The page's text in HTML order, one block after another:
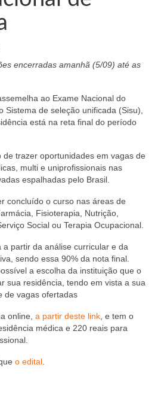
e Diretoria
e Prestação de Contas
2027-2029
Técnica
encerradas amanhã (5/09) até as
ao Exame Nacional do
Sistema de seleção unificada (Sisu),
está na reta final do período
de trazer oportunidades em vagas de
multi e uniprofissionais nas
espalhadas pelo Brasil.
concluído o curso nas áreas de
Fisioterapia, Nutrição,
Social ou Terapia Ocupacional.
a partir da análise curricular e da
sendo essa 90% da nota final.
a escolha da instituição que o
sua residência, tendo em vista a sua
de vagas ofertadas
online, a partir deste link , e tem o
médica e 220 reais para
o edital